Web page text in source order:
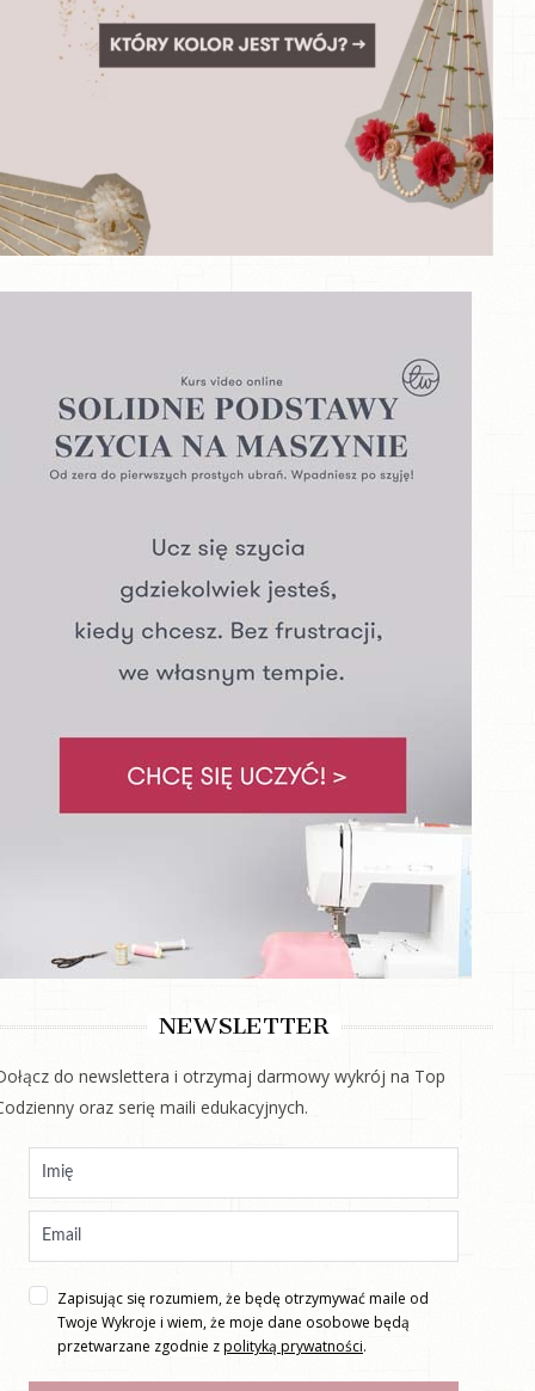
NEWSLETTER
do newslettera i otrzymaj darmowy wykrój na Top
oraz serię maili edukacyjnych.
Zapisując się rozumiem, że będę otrzymywać maile od
Twoje Wykroje i wiem, że moje dane osobowe będą
przetwarzane zgodnie zpolityką prywatności.